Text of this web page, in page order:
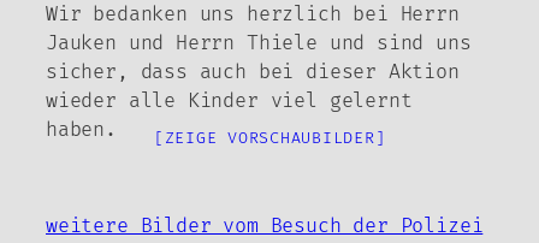
Wir bedanken uns herzlich bei Herrn
Jauken und Herrn Thiele und sind uns
sicher, dass auch bei dieser Aktion
wieder alle Kinder viel gelernt
haben.
[ZEIGE VORSCHAUBILDER]
weitere Bilder vom Besuch der Polizei